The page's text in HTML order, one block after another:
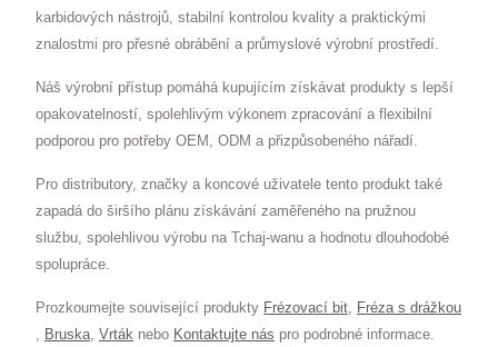
karbidových nástrojů, stabilní kontrolou kvality a praktickými
znalostmi pro přesné obrábění a průmyslové výrobní prostředí.
Náš výrobní přístup pomáhá kupujícím získávat produkty s lepší
opakovatelností, spolehlivým výkonem zpracování a flexibilní
podporou pro potřeby OEM, ODM a přizpůsobeného nářadí.
Pro distributory, značky a koncové uživatele tento produkt také
zapadá do širšího plánu získávání zaměřeného na pružnou
službu, spolehlivou výrobu na Tchaj-wanu a hodnotu dlouhodobé
spolupráce.
Prozkoumejte související produkty Frézovací bit, Fréza s drážkou
, Bruska, Vrták nebo Kontaktujte nás pro podrobné informace.